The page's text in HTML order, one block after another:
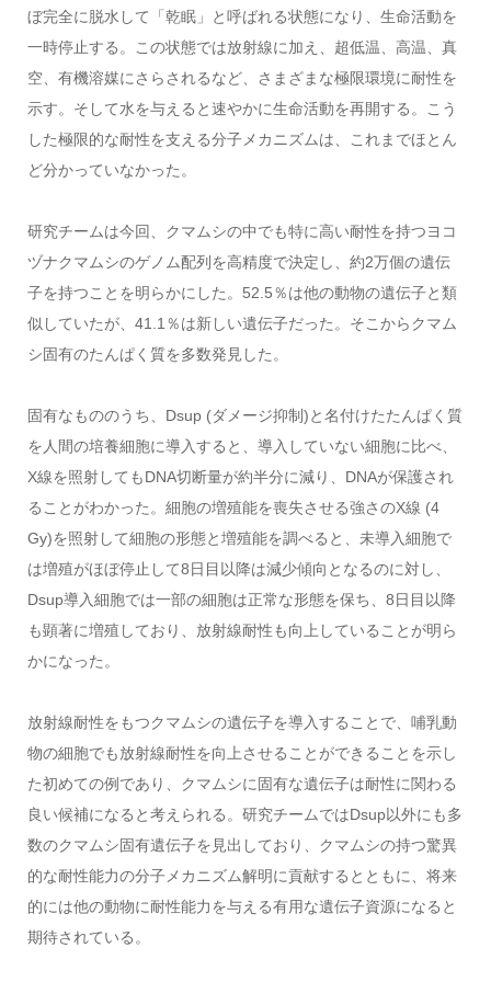
ぼ完全に脱水して「乾眠」と呼ばれる状態になり、生命活動を
一時停止する。この状態では放射線に加え、超低温、高温、真
空、有機溶媒にさらされるなど、さまざまな極限環境に耐性を
示す。そして水を与えると速やかに生命活動を再開する。こう
した極限的な耐性を支える分子メカニズムは、これまでほとん
ど分かっていなかった。
研究チームは今回、クマムシの中でも特に高い耐性を持つヨコ
ヅナクマムシのゲノム配列を高精度で決定し、約2万個の遺伝
子を持つことを明らかにした。52.5％は他の動物の遺伝子と類
似していたが、41.1％は新しい遺伝子だった。そこからクマム
シ固有のたんぱく質を多数発見した。
固有なもののうち、Dsup (ダメージ抑制)と名付けたたんぱく質
を人間の培養細胞に導入すると、導入していない細胞に比べ、
X線を照射してもDNA切断量が約半分に減り、DNAが保護され
ることがわかった。細胞の増殖能を喪失させる強さのX線 (4
Gy)を照射して細胞の形態と増殖能を調べると、未導入細胞で
は増殖がほぼ停止して8日目以降は減少傾向となるのに対し、
Dsup導入細胞では一部の細胞は正常な形態を保ち、8日目以降
も顕著に増殖しており、放射線耐性も向上していることが明ら
かになった。
放射線耐性をもつクマムシの遺伝子を導入することで、哺乳動
物の細胞でも放射線耐性を向上させることができることを示し
た初めての例であり、クマムシに固有な遺伝子は耐性に関わる
良い候補になると考えられる。研究チームではDsup以外にも多
数のクマムシ固有遺伝子を見出しており、クマムシの持つ驚異
的な耐性能力の分子メカニズム解明に貢献するとともに、将来
的には他の動物に耐性能力を与える有用な遺伝子資源になると
期待されている。